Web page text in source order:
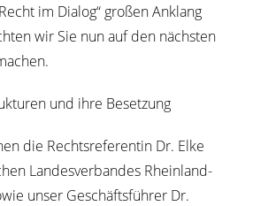
im Dia­log“ gro­ßen Anklang
wir Sie nun auf den nächs­ten
und ihre Besetzung
die Rechts­re­fe­ren­tin Dr. Elke
Lan­des­ver­ban­des Rhein­land-
unser Geschäfts­füh­rer Dr.